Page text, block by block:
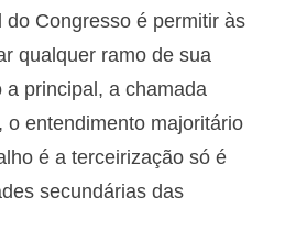
do Congresso é permitir às
qualquer ramo de sua
principal, a chamada
o entendimento majoritário
é a terceirização só é
secundárias das